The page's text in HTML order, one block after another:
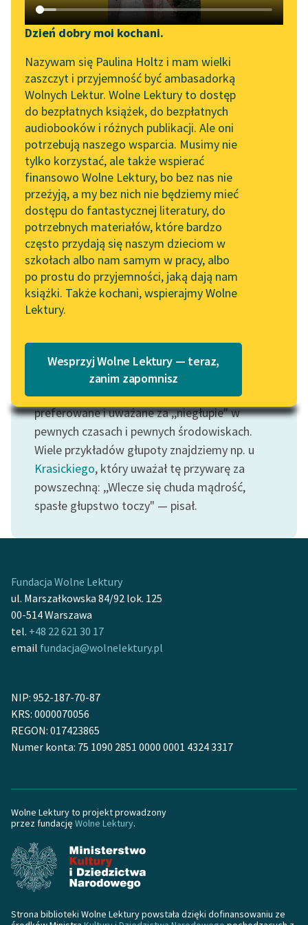
Katalog DAISY
Podkasty o książkach
Zgłoś brak utworu
Aktualności
„Prokurator Alicja Horn”
do słuchania
Byliśmy częścią AI Impact
Lab
Zapraszamy na spotkanie
online z tłumaczkami
literatury skandynawskiej
Spotkanie z Katarzyną
Tunkiel w Oslo
102. lata temu zmarł
Joseph Conrad
Lektury szkolne i klasyka
literatury do słuchania dla
uczennic i uczniów z
niepełnosprawnościami
E-kolekcja lektur
szkolnych i literatury do
słuchania dla uczennic i
uczniów z
skandynawskiej literatury
feministycznej
Ręce pełne poezji
Kolekcje edukacyjne
lektur szkolnych oraz
Starego Testamentu
Odkurzamy bohaterów
Lektur
Narzędzia
Mapa Wolnych Lektur
Leśmianator
Przewodnik dla piszących i
czytających
API
OAI-PMH
Widget Wolnych Lektur
Przypisy
Katalog w formacie PDF
O nas
Kontakt
O projekcie
Dzień dobry moi kochani.
Nazywam się Paulina Holtz i mam wielki
zaszczyt i przyjemność być ambasadorką
Wolnych Lektur. Wolne Lektury to dostęp
do bezpłatnych książek, do bezpłatnych
audiobooków i różnych publikacji. Ale oni
potrzebują naszego wsparcia. Musimy nie
tylko korzystać, ale także wspierać
finansowo Wolne Lektury, bo bez nas nie
przeżyją, a my bez nich nie będziemy mieć
dostępu do fantastycznej literatury, do
potrzebnych materiałów, które bardzo
często przydają się naszym dzieciom w
szkołach albo nam samym w pracy, albo
po prostu do przyjemności, jaką dają nam
książki. Także kochani, wspierajmy Wolne
Lektury.
Wesprzyj Wolne Lektury — teraz,
zanim zapomnisz
Ignacy Krasicki
Przy powrozie
Na wozie
Wielki ciężar konie
wlekły,
Więc sobie rzekły:
«Aby naszą pracę
skrócić...
Czytaj więcej
Motyw: Głupota
jednocześnie zaś wypowiedzi o głupocie
pokazują, jakie postępowanie, sposób
myślenia czy cechy charakteru były
preferowane i uważane za ,,niegłupie" w
pewnych czasach i pewnych środowiskach.
Wiele przykładów głupoty znajdziemy np. u
Krasickiego, który uważał tę przywarę za
powszechną: ,,Wlecze się chuda mądrość,
spasłe głupstwo toczy" — pisał.
Fundacja Wolne Lektury
ul. Marszałkowska 84/92 lok. 125
00-514 Warszawa
tel. +48 22 621 30 17
email fundacja@wolnelektury.pl
NIP: 952-187-70-87
KRS: 0000070056
REGON: 017423865
Numer konta: 75 1090 2851 0000 0001 4324 3317
Wolne Lektury to projekt prowadzony
przez fundację Wolne Lektury.
Strona biblioteki Wolne Lektury powstała dzięki dofinansowaniu ze